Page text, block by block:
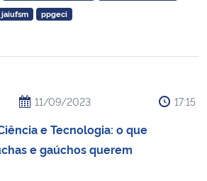
jaiufsm ppgeci
11/09/2023 17:15
e Tecnologia: o que
e gaúchos querem